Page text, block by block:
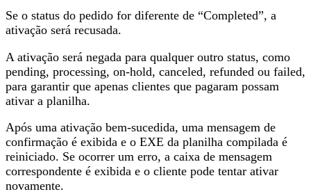
Se o status do pedido for diferente de “Completed”, a
ativação será recusada.
A ativação será negada para qualquer outro status, como
pending, processing, on-hold, canceled, refunded ou failed,
para garantir que apenas clientes que pagaram possam
ativar a planilha.
Após uma ativação bem-sucedida, uma mensagem de
confirmação é exibida e o EXE da planilha compilada é
reiniciado. Se ocorrer um erro, a caixa de mensagem
correspondente é exibida e o cliente pode tentar ativar
novamente.